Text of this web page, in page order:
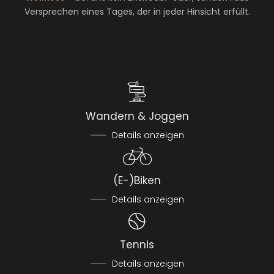
Versprechen eines Tages, der in jeder Hinsicht erfüllt.
Wandern & Joggen
Details anzeigen
(E-)Biken
Details anzeigen
Tennis
Details anzeigen